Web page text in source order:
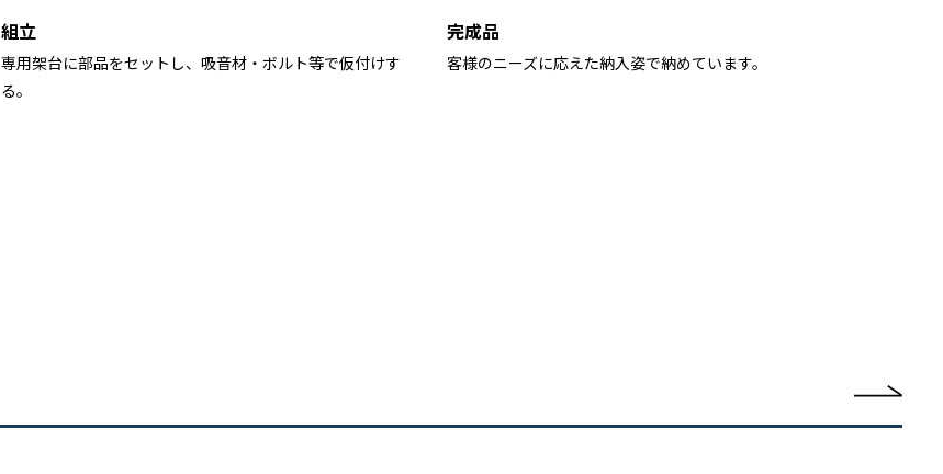
組立
専用架台に部品をセットし、吸音材・ボルト等で仮付けす
る。
完成品
客様のニーズに応えた納入姿で納めています。